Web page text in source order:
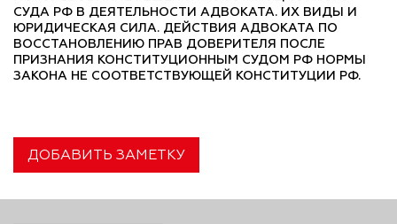
СУДА РФ В ДЕЯТЕЛЬНОСТИ АДВОКАТА. ИХ ВИДЫ И
ЮРИДИЧЕСКАЯ СИЛА. ДЕЙСТВИЯ АДВОКАТА ПО
ВОССТАНОВЛЕНИЮ ПРАВ ДОВЕРИТЕЛЯ ПОСЛЕ
ПРИЗНАНИЯ КОНСТИТУЦИОННЫМ СУДОМ РФ НОРМЫ
ЗАКОНА НЕ СООТВЕТСТВУЮЩЕЙ КОНСТИТУЦИИ РФ.
ДОБАВИТЬ ЗАМЕТКУ